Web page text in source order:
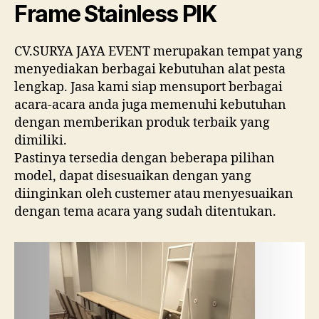
Frame Stainless PIK
CV.SURYA JAYA EVENT merupakan tempat yang
menyediakan berbagai kebutuhan alat pesta
lengkap. Jasa kami siap mensuport berbagai
acara-acara anda juga memenuhi kebutuhan
dengan memberikan produk terbaik yang
dimiliki.
Pastinya tersedia dengan beberapa pilihan
model, dapat disesuaikan dengan yang
diinginkan oleh custemer atau menyesuaikan
dengan tema acara yang sudah ditentukan.